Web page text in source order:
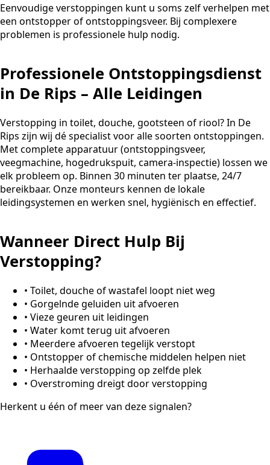
Eenvoudige verstoppingen kunt u soms zelf verhelpen met
een ontstopper of ontstoppingsveer. Bij complexere
problemen is professionele hulp nodig.
Professionele Ontstoppingsdienst
in De Rips – Alle Leidingen
Verstopping in toilet, douche, gootsteen of riool? In De
Rips zijn wij dé specialist voor alle soorten ontstoppingen.
Met complete apparatuur (ontstoppingsveer,
veegmachine, hogedrukspuit, camera-inspectie) lossen we
elk probleem op. Binnen 30 minuten ter plaatse, 24/7
bereikbaar. Onze monteurs kennen de lokale
leidingsystemen en werken snel, hygiënisch en effectief.
Wanneer Direct Hulp Bij
Verstopping?
• Toilet, douche of wastafel loopt niet weg
• Gorgelnde geluiden uit afvoeren
• Vieze geuren uit leidingen
• Water komt terug uit afvoeren
• Meerdere afvoeren tegelijk verstopt
• Ontstopper of chemische middelen helpen niet
• Herhaalde verstopping op zelfde plek
• Overstroming dreigt door verstopping
Herkent u één of meer van deze signalen?